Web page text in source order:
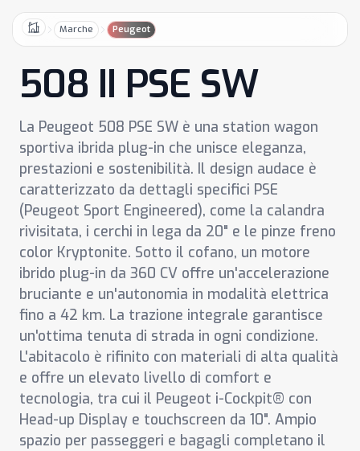
HomeMarche Peugeot
508 II PSE SW
La Peugeot 508 PSE SW è una station wagon
sportiva ibrida plug-in che unisce eleganza,
prestazioni e sostenibilità. Il design audace è
caratterizzato da dettagli specifici PSE
(Peugeot Sport Engineered), come la calandra
rivisitata, i cerchi in lega da 20" e le pinze freno
color Kryptonite. Sotto il cofano, un motore
ibrido plug-in da 360 CV offre un'accelerazione
bruciante e un'autonomia in modalità elettrica
fino a 42 km. La trazione integrale garantisce
un'ottima tenuta di strada in ogni condizione.
L'abitacolo è rifinito con materiali di alta qualità
e offre un elevato livello di comfort e
tecnologia, tra cui il Peugeot i-Cockpit® con
Head-up Display e touchscreen da 10". Ampio
spazio per passeggeri e bagagli completano il